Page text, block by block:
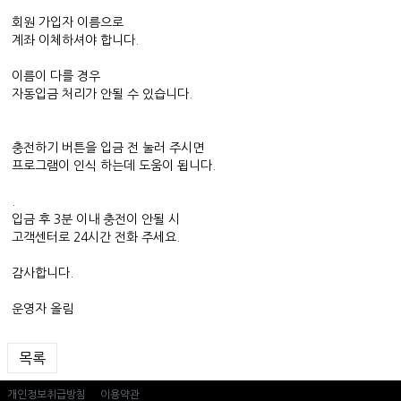
회원 가입자 이름으로
계좌 이체하셔야 합니다.
이름이 다를 경우
자동입금 처리가 안될 수 있습니다.
충전하기 버튼을 입금 전 눌러 주시면
프로그램이 인식 하는데 도움이 됩니다.
입금 후 3분 이내 충전이 안될 시
고객센터로 24시간 전화 주세요.
감사합니다.
운영자 올림
목록
개인정보취급방침 이용약관